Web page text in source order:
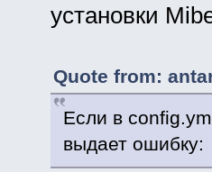
установки
Quote from:
Если в
выдает ошибку: